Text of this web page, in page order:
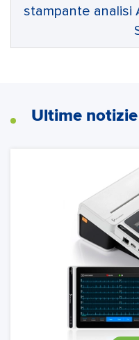
stampante analisi
Ultime